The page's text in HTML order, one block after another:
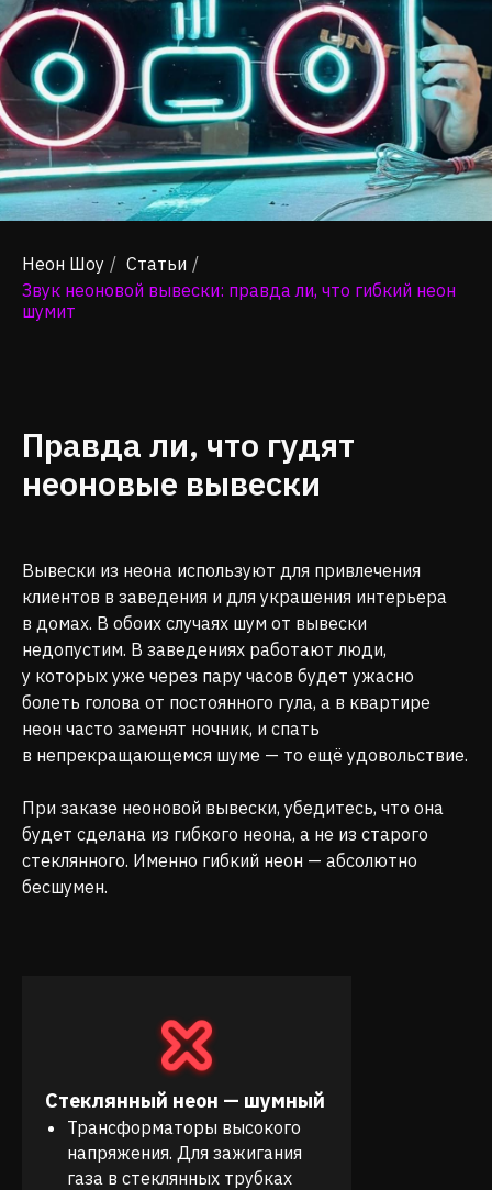
Неон Шоу / Статьи /
Звук неоновой вывески: правда ли, что гибкий неон
шумит
Правда ли, что гудят
неоновые вывески
Вывески из неона используют для привлечения
клиентов в заведения и для украшения интерьера
в домах. В обоих случаях шум от вывески
недопустим. В заведениях работают люди,
у которых уже через пару часов будет ужасно
болеть голова от постоянного гула, а в квартире
неон часто заменят ночник, и спать
в непрекращающемся шуме — то ещё удовольствие.
При заказе неоновой вывески, убедитесь, что она
будет сделана из гибкого неона, а не из старого
стеклянного. Именно гибкий неон — абсолютно
бесшумен.
Стеклянный неон — шумный
Трансформаторы высокого
напряжения. Для зажигания
газа в стеклянных трубках